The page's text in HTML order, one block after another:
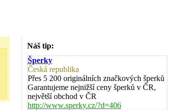
Náš tip:
Šperky
Česká republika
Přes 5 200 originálních značkových šperků
Garantujeme nejnižší ceny šperků v ČR,
největší obchod v ČR
http://www.sperky.cz/?d=406